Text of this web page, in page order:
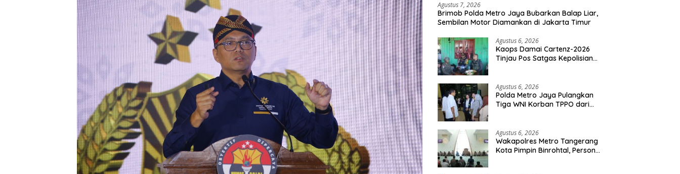
Agustus 7, 2026
Brimob Polda Metro Jaya Bubarkan Balap Liar,
Sembilan Motor Diamankan di Jakarta Timur
Agustus 6, 2026
Kaops Damai Cartenz-2026
Tinjau Pos Satgas Kepolisian
Bersama Masyarakat
Agustus 6, 2026
Polda Metro Jaya Pulangkan
Tiga WNI Korban TPPO dari
Agustus 6, 2026
Wakapolres Metro Tangerang
Kota Pimpin Binrohtal, Personel